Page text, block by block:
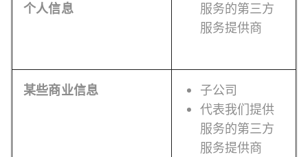
个人信息
服务的第三方
服务提供商
某些商业信息
子公司
代表我们提供
服务的第三方
服务提供商